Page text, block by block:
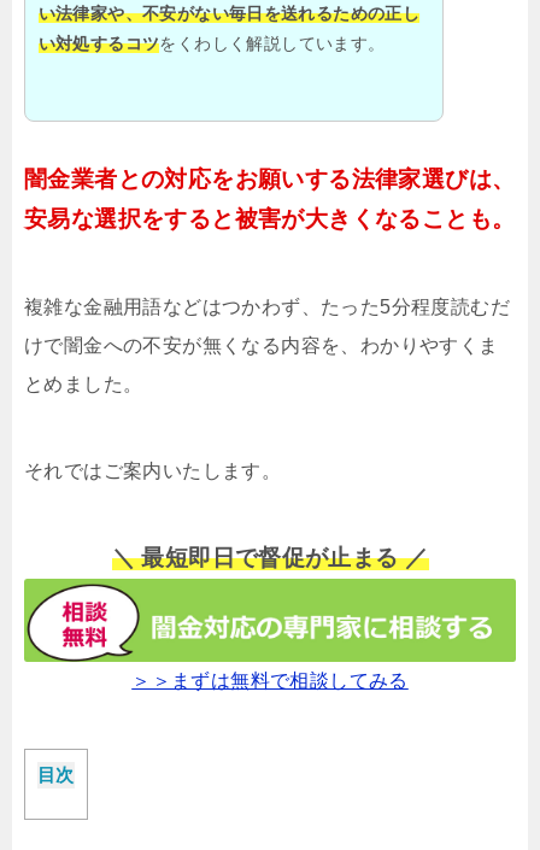
い法律家や、不安がない毎日を送れるための正し
い対処するコツをくわしく解説しています。
闇金業者との対応をお願いする法律家選びは、
安易な選択をすると被害が大きくなることも。
複雑な金融用語などはつかわず、たった5分程度読むだ
けで闇金への不安が無くなる内容を、わかりやすくま
とめました。
それではご案内いたします。
＼ 最短即日で督促が止まる ／
＞＞まずは無料で相談してみる
目次